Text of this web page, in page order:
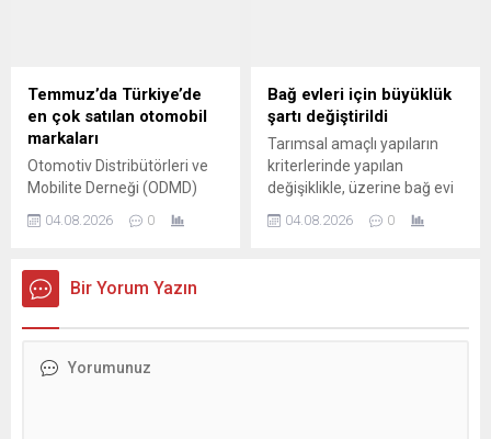
etme gibi önemli yaşam
kararlarını finansal
öncelikleri doğrultusunda
ertelediğini belirtiyor.
Temmuz’da Türkiye’de
en çok satılan otomobil
markaları
Otomotiv Distribütörleri ve
Mobilite Derneği (ODMD)
otomotiv satış verilerini
Türkiye'de Temmuz'da en
çok satılan otomobiller...
04.08.2026 0
Bağ evleri için büyüklük
şartı değiştirildi
Tarımsal amaçlı yapıların
kriterlerinde yapılan
değişiklikle, üzerine bağ evi
tarım arazilerinde aranan
04.08.2026 0
Bir Yorum Yazın